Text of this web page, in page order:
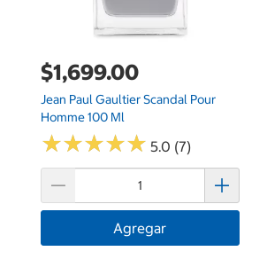
$1,699.00
Jean Paul Gaultier Scandal Pour
Homme 100 Ml
★★★★★
★★★★★ 5.0 (7)
Agregar